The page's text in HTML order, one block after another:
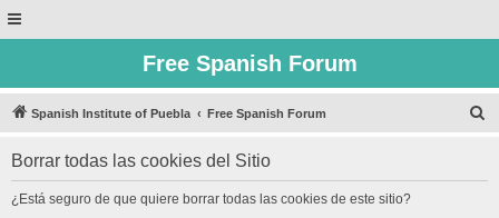
Free Spanish Forum
Spanish Institute of Puebla Free Spanish Forum
Borrar todas las cookies del Sitio
¿Está seguro de que quiere borrar todas las cookies de este sitio?